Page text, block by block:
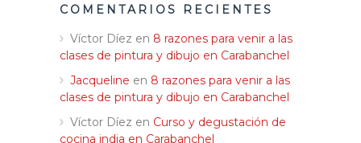
COMENTARIOS RECIENTES
Víctor Díez en 8 razones para venir a las
clases de pintura y dibujo en Carabanchel
Jacqueline en 8 razones para venir a las
clases de pintura y dibujo en Carabanchel
Víctor Díez en Curso y degustación de
cocina india en Carabanchel